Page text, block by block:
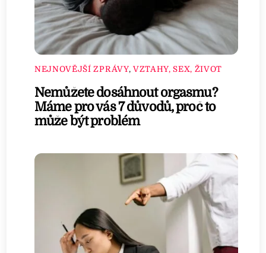
NEJNOVĚJŠÍ ZPRÁVY, VZTAHY, SEX, ŽIVOT
Nemůžete dosáhnout orgasmu?
Máme pro vás 7 důvodů, proč to
může být problém